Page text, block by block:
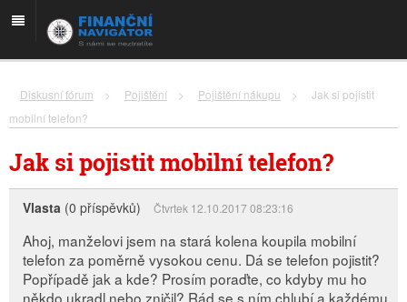
Diskusní fórum > Pojištění > Pojištění nákupu >
Jak si pojistit
mobilní telefon?
Jak si pojistit mobilní telefon?
Vlasta (0 příspěvků) Čtvrtek 12.10.2017 08:23:16
Ahoj, manželovi jsem na stará kolena koupila mobilní
telefon za poměrně vysokou cenu. Dá se telefon pojistit?
Popřípadě jak a kde? Prosím poraďte, co kdyby mu ho
někdo ukradl nebo zničil? Rád se s ním chlubí a každému